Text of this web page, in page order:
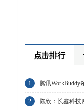
点击排行
1 腾讯WorkBuddy
节急了？
2 陈欣：长鑫科技